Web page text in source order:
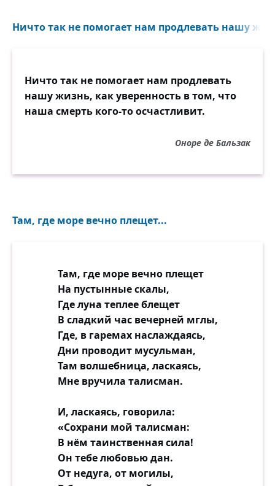
Ничто так не помогает нам продлевать нашу
Ничто так не помогает нам продлевать
нашу жизнь, как уверенность в том, что
наша смерть кого-то осчастливит.
Оноре де Бальзак
Там, где море вечно плещет...
Там, где море вечно плещет
На пустынные скалы,
Где луна теплее блещет
В сладкий час вечерней мглы,
Где, в гаремах наслаждаясь,
Дни проводит мусульман,
Там волшебница, ласкаясь,
Мне вручила талисман.
И, ласкаясь, говорила:
«Сохрани мой талисман:
В нём таинственная сила!
Он тебе любовью дан.
От недуга, от могилы,